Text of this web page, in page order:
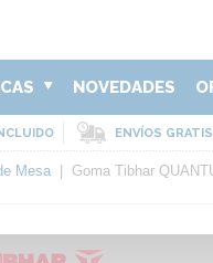
NOVEDADES
ENVÍOS
Mesa Goma Tibhar